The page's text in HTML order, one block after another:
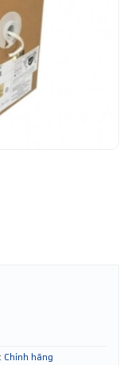
Chính hãng